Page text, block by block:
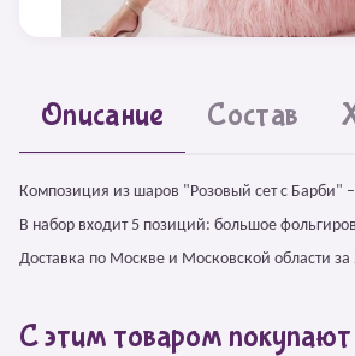
Описание Состав
Композиция из шаров "Розовый сет с Барби"
В набор входит 5 позиций: большое
Доставка по Москве и Московской области
С этим товаром покупают